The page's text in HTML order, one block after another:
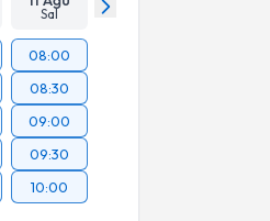
Sal
08:00
08:30
09:00
09:30
10:00